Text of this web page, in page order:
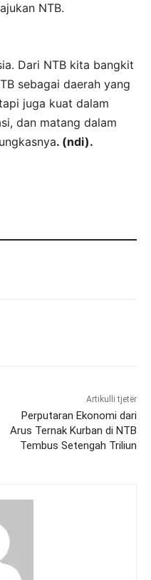
NTB.
Dari NTB kita bangkit
sebagai daerah yang
juga kuat dalam
dan matang dalam
. (ndi).
Artikulli tjetër
Perputaran Ekonomi dari
Arus Ternak Kurban di NTB
Tembus Setengah Triliun